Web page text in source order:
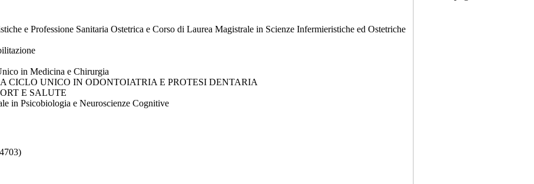
e Professione Sanitaria Ostetrica e Corso di Laurea Magistrale in Scienze Infermieristiche ed Ostetriche
in Medicina e Chirurgia
CICLO UNICO IN ODONTOIATRIA E PROTESI DENTARIA
E SALUTE
in Psicobiologia e Neuroscienze Cognitive